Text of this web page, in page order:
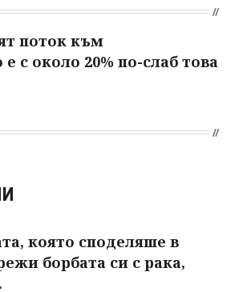
поток към
с около 20% по-слаб това
която споделяше в
борбата си с рака,